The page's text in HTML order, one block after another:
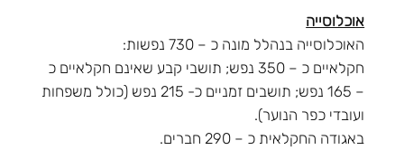
אוכלוסייה
האוכלוסייה בנהלל מונה כ – 730 נפשות:
חקלאיים כ – 350 נפש; תושבי קבע שאינם חקלאיים כ
– 165 נפש; תושבים זמניים כ- 215 נפש (כולל משפחות
ועובדי כפר הנוער).
באגודה החקלאית כ – 290 חברים.